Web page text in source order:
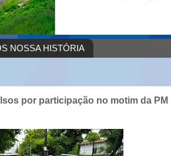
NOSSA HISTÓRIA
por participação no motim da PM